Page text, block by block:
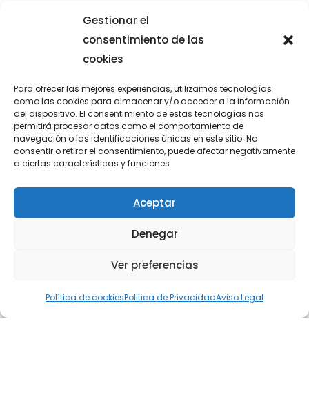
Gestionar el
consentimiento de las
cookies
Para ofrecer las mejores experiencias, utilizamos tecnologías
como las cookies para almacenar y/o acceder a la información
del dispositivo. El consentimiento de estas tecnologías nos
permitirá procesar datos como el comportamiento de
navegación o las identificaciones únicas en este sitio. No
consentir o retirar el consentimiento, puede afectar negativamente
a ciertas características y funciones.
Aceptar
Denegar
Ver preferencias
Política de cookiesPolitica de PrivacidadAviso Legal